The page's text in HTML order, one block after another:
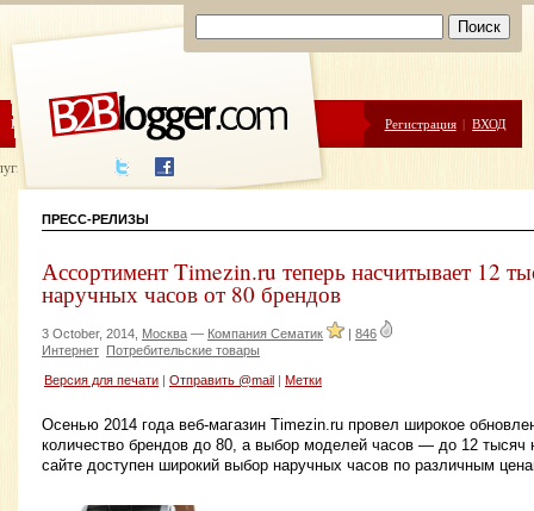
ЦЕНЫ ПОМОЩЬ Регистрация | ВХОД
написания
ПРЕСС-РЕЛИЗЫ
Ассортимент Timezin.ru теперь насчитывает 12
наручных часов от 80 брендов
3 October, 2014, Москва — Компания Сематик | 846
Интернет Потребительские товары
Версия для печати Отправить @mail Метки
Осенью 2014 года веб-магазин Timezin.ru провел широкое
количество брендов до 80, а выбор моделей часов — до 12 тысяч
сайте доступен широкий выбор наручных часов по различным